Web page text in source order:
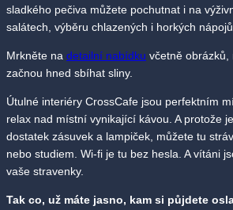
sladkého pečiva můžete pochutnat i na
salátech, výběru chlazených i horkých
Mrkněte na detailní nabídku včetně obrázků,
začnou hned sbíhat sliny.
Útulné interiéry CrossCafe jsou perfektním
relax nad místní vynikající kávou. A protože
dostatek zásuvek a lampiček, můžete tu
nebo studiem. Wi-fi je tu bez hesla. A vítáni
vaše stravenky.
Tak co, už máte jasno, kam si půjdete